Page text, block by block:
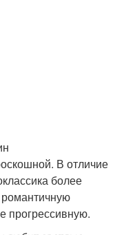
В отличие
более
прогрессивную.